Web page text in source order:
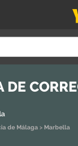
DE
de Málaga > Marbella